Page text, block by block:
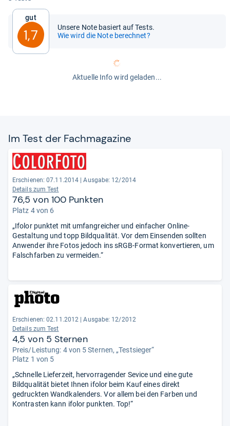
Gut
1,7
Unsere Note basiert auf Tests.
Wie wird die Note berechnet?
Aktuelle Info wird geladen...
Im Test der Fach­ma­ga­zine
Erschienen: 07.11.2014
Ausgabe: 12/2014
Details zum Test
76,5 von 100 Punkten
Platz 4 von 6
„Ifolor punktet mit umfangreicher und einfacher Online-
Gestaltung und topp Bildqualität. Vor dem Einsenden sollten
Anwender ihre Fotos jedoch ins sRGB-Format konvertieren, um
Falschfarben zu vermeiden.“
Erschienen: 02.11.2012
Ausgabe: 12/2012
Details zum Test
4,5 von 5 Sternen
Preis/Leistung: 4 von 5 Sternen, „Testsieger“
Platz 1 von 5
„Schnelle Lieferzeit, hervorragender Sevice und eine gute
Bildqualität bietet Ihnen ifolor beim Kauf eines direkt
gedruckten Wandkalenders. Vor allem bei den Farben und
Kontrasten kann ifolor punkten. Top!“